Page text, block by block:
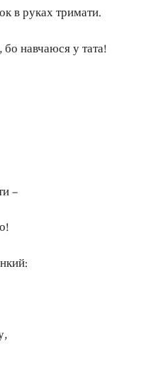
в руках тримати.
навчаюся у тата!
–